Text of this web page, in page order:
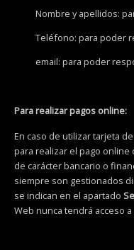
Nombre y apellidos:
Teléfono: para poder
email: para poder
Para realizar pagos online:
En caso de utilizar tarjeta
para realizar el pago
de carácter bancario o
siempre son gestionados
se indican en el apartado
Web nunca tendrá acceso